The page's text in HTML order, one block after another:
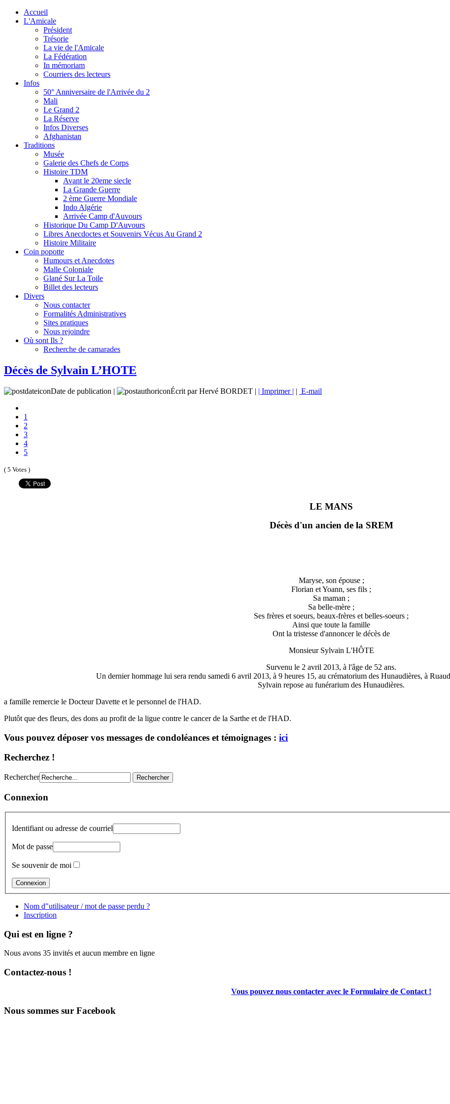
Accueil
L'Amicale
Président
Trésorie
La vie de l'Amicale
La Fédération
In mémoriam
Courriers des lecteurs
Infos
50° Anniversaire de l'Arrivée du 2
Mali
Le Grand 2
La Réserve
Infos Diverses
Afghanistan
Traditions
Musée
Galerie des Chefs de Corps
Histoire TDM
Avant le 20eme siecle
La Grande Guerre
2 ème Guerre Mondiale
Indo Algérie
Arrivée Camp d'Auvours
Historique Du Camp D'Auvours
Libres Anecdoctes et Souvenirs Vécus Au Grand 2
Histoire Militaire
Coin popotte
Humours et Anecdotes
Malle Coloniale
Glané Sur La Toile
Billet des lecteurs
Divers
Nous contacter
Formalités Administratives
Sites pratiques
Nous rejoindre
Où sont Ils ?
Recherche de camarades
Décès de Sylvain L’HOTE
Date de publication | Écrit par Hervé BORDET | | Imprimer | | E-mail
1
2
3
4
5
( 5 Votes )
LE MANS
Décès d'un ancien de la SREM
Maryse, son épouse ;
Florian et Yoann, ses fils ;
Sa maman ;
Sa belle-mère ;
Ses frères et soeurs, beaux-frères et belles-soeurs ;
Ainsi que toute la famille
Ont la tristesse d'annoncer le décès de
Monsieur Sylvain L'HÔTE
Survenu le 2 avril 2013, à l'âge de 52 ans.
Un dernier hommage lui sera rendu samedi 6 avril 2013, à 9 heures 15, au crématorium des Hunaudières, à
Sylvain repose au funérarium des Hunaudières.
a famille remercie le Docteur Davette et le personnel de l'HAD.
Plutôt que des fleurs, des dons au profit de la ligue contre le cancer de la Sarthe et de l'HAD.
Vous pouvez déposer vos messages de condoléances et témoignages : ici
Recherchez !
Rechercher
Connexion
Identifiant ou adresse de courriel
Mot de passe
Se souvenir de moi
Nom d"utilisateur / mot de passe perdu ?
Inscription
Qui est en ligne ?
Nous avons 35 invités et aucun membre en ligne
Contactez-nous !
Vous pouvez nous contacter avec le Formulaire de Contact !
Nous sommes sur Facebook